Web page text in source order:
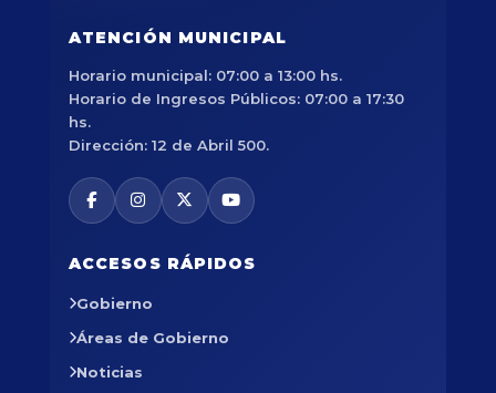
ATENCIÓN MUNICIPAL
Horario municipal: 07:00 a 13:00 hs.
Horario de Ingresos Públicos: 07:00 a 17:30
hs.
Dirección: 12 de Abril 500.
ACCESOS RÁPIDOS
Gobierno
Áreas de Gobierno
Noticias